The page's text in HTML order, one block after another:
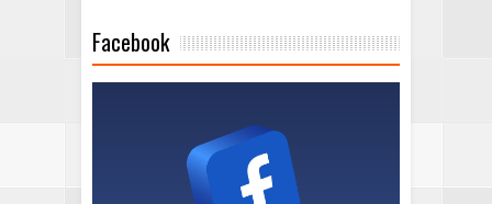
Facebook